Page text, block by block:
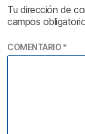
Tu dirección de
campos
COMENTARIO *